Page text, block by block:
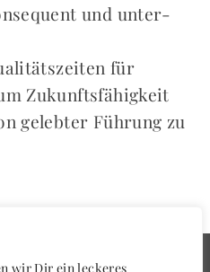
wir Dir ein leckeres
und unter­­­
für
Zu­kunfts­­­­fähigkeit
gelebter Führung zu